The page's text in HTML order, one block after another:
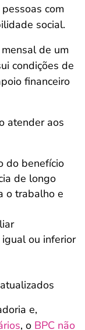
com
social.
de um
condições de
financeiro
atender aos
do benefício
de longo
o trabalho e
ou inferior
e,
, o BPC não